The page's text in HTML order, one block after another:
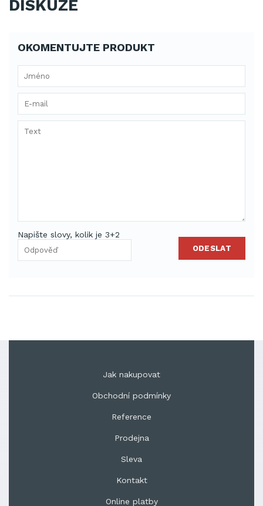
DISKUZE
OKOMENTUJTE PRODUKT
Napište slovy, kolik je 3+2
ODESLAT
Jak nakupovat
Obchodní podmínky
Reference
Prodejna
Sleva
Kontakt
Online platby